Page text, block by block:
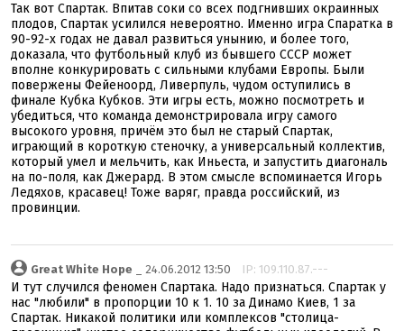
Так вот Спартак. Впитав соки со всех подгнивших окраинных
плодов, Спартак усилился невероятно. Именно игра Спаратка в
90-92-х годах не давал развиться унынию, и более того,
доказала, что футбольный клуб из бывшего СССР может
вполне конкурировать с сильными клубами Европы. Были
повержены Фейеноорд, Ливерпуль, чудом оступились в
финале Кубка Кубков. Эти игры есть, можно посмотреть и
убедиться, что команда демонстрировала игру самого
высокого уровня, причём это был не старый Спартак,
играющий в короткую стеночку, а универсальный коллектив,
который умел и мельчить, как Иньеста, и запустить диагональ
на по-поля, как Джерард. В этом смысле вспоминается Игорь
Ледяхов, красавец! Тоже варяг, правда российский, из
провинции.
Great White Hope _ 24.06.2012 13:50 IP: 109.110.87.---
И тут случился феномен Спартака. Надо признаться. Спартак у
нас "любили" в пропорции 10 к 1. 10 за Динамо Киев, 1 за
Спартак. Никакой политики или комплексов "столица-